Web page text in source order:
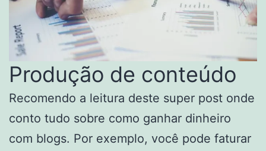
Produção de conteúdo
Recomendo a leitura deste super post onde
conto tudo sobre como ganhar dinheiro
com blogs. Por exemplo, você pode faturar